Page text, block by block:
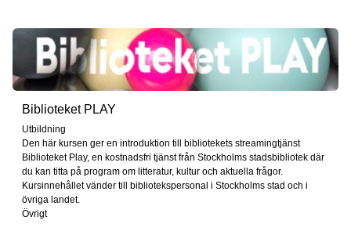
Biblioteket PLAY
Utbildning
Den här kursen ger en introduktion till bibliotekets streamingtjänst
Biblioteket Play, en kostnadsfri tjänst från Stockholms stadsbibliotek där
du kan titta på program om litteratur, kultur och aktuella frågor.
Kursinnehållet vänder till bibliotekspersonal i Stockholms stad och i
övriga landet.
Övrigt